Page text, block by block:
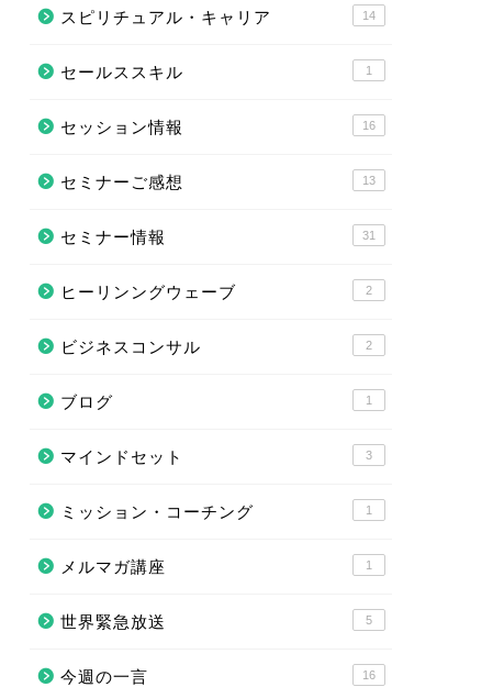
スピリチュアル・キャリア 14
セールススキル 1
セッション情報 16
セミナーご感想 13
セミナー情報 31
ヒーリンングウェーブ 2
ビジネスコンサル 2
ブログ 1
マインドセット 3
ミッション・コーチング 1
メルマガ講座 1
世界緊急放送 5
今週の一言 16